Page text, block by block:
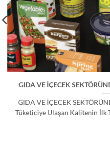
GIDA VE İÇECEK
GIDA VE İÇECEK
Tüketiciye Ulaşan Kalitenin İlk